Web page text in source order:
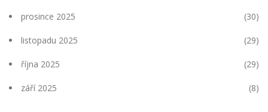
prosince 2025 (30)
listopadu 2025 (29)
října 2025 (29)
září 2025 (8)